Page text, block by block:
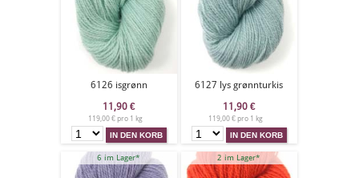
6126 isgrønn
11,90 €
119,00 € pro 1 kg
6127 lys grønnturkis
11,90 €
119,00 € pro 1 kg
6 im Lager* 2 im Lager*